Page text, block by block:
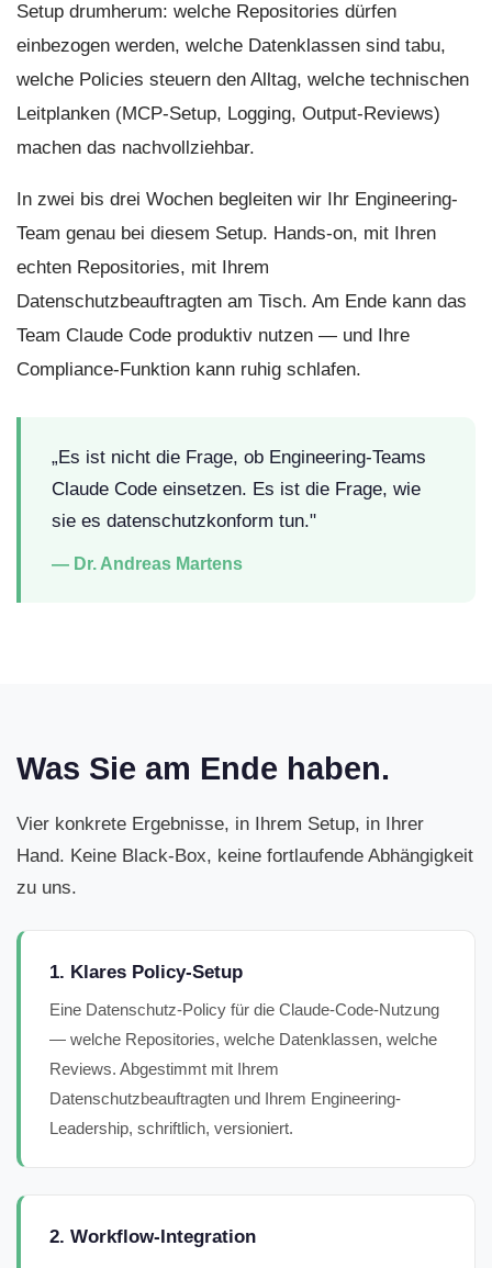
Setup drumherum: welche Repositories dürfen
einbezogen werden, welche Datenklassen sind tabu,
welche Policies steuern den Alltag, welche technischen
Leitplanken (MCP-Setup, Logging, Output-Reviews)
machen das nachvollziehbar.
In zwei bis drei Wochen begleiten wir Ihr Engineering-
Team genau bei diesem Setup. Hands-on, mit Ihren
echten Repositories, mit Ihrem
Datenschutzbeauftragten am Tisch. Am Ende kann das
Team Claude Code produktiv nutzen — und Ihre
Compliance-Funktion kann ruhig schlafen.
„Es ist nicht die Frage, ob Engineering-Teams
Claude Code einsetzen. Es ist die Frage, wie
sie es datenschutzkonform tun."
— Dr. Andreas Martens
Was Sie am Ende haben.
Vier konkrete Ergebnisse, in Ihrem Setup, in Ihrer
Hand. Keine Black-Box, keine fortlaufende Abhängigkeit
zu uns.
1. Klares Policy-Setup
Eine Datenschutz-Policy für die Claude-Code-Nutzung
— welche Repositories, welche Datenklassen, welche
Reviews. Abgestimmt mit Ihrem
Datenschutzbeauftragten und Ihrem Engineering-
Leadership, schriftlich, versioniert.
2. Workflow-Integration